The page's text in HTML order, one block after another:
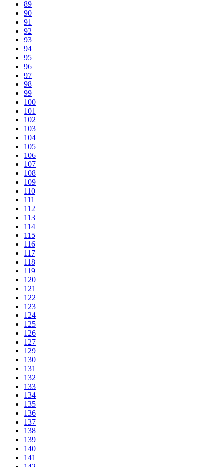
89
90
91
92
93
94
95
96
97
98
99
100
101
102
103
104
105
106
107
108
109
110
111
112
113
114
115
116
117
118
119
120
121
122
123
124
125
126
127
129
130
131
132
133
134
135
136
137
138
139
140
141